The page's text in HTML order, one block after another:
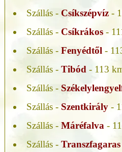
Szállás - Csíkszépvíz-
Szállás - Csíkrákos-
Szállás - Fenyédtől -
Szállás - Tibód - 113
Szállás -
Szállás - Szentkirály-
Szállás - Máréfalva -
Szállás -